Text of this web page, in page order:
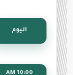
اليوم
10:00 AM